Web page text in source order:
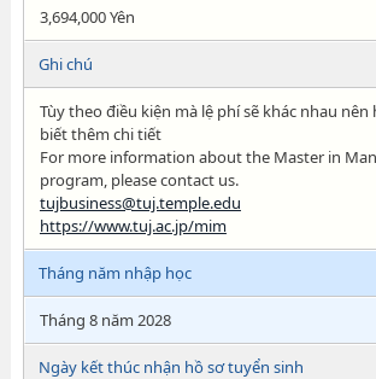
3,694,000 Yên
Ghi chú
Tùy theo điều kiện mà lệ phí sẽ khác nhau nên
biết thêm chi tiết
For more information about the Master in
program, please contact us.
tujbusiness@tuj.temple.edu
https://www.tuj.ac.jp/mim
Tháng năm nhập học
Tháng 8 năm 2028
Ngày kết thúc nhận hồ sơ tuyển sinh